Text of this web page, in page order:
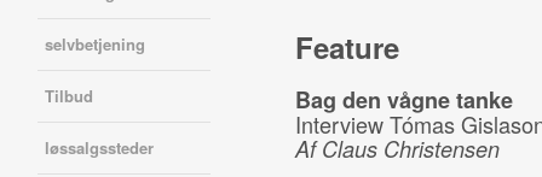
selvbetjening
Tilbud
løssalgssteder
Feature
Bag den vågne tanke
Interview Tómas
Af Claus Christensen